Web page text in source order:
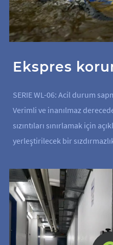
Ekspres
SERIE WL-06: Acil durum
Verimli ve inanılmaz
sızıntıları sınırlamak için
yerleştirilecek bir